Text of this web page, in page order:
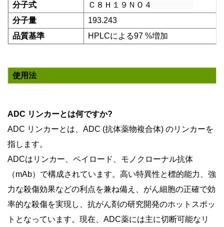
分子式
Ｃ８Ｈ１９ＮＯ４
分子量
193.243
品質基準
HPLCによる97 %増加
使用法
ADC リンカーとは何ですか?
ADC リンカーとは、ADC (抗体薬物複合体) のリンカーを
指します。
ADCはリンカー、ペイロード、モノクローナル抗体
（mAb）で構成されています。高い特異性と標的能力、強
力な殺傷効果などの利点を兼ね備え、がん細胞の正確で効
率的な殺傷を実現し、抗がん剤の研究開発のホットスポッ
トとなっています。現在、ADC薬には主に切断可能なリ